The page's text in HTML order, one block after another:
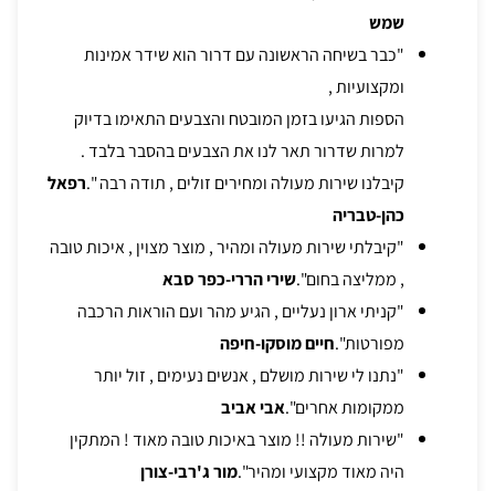
שמש
"כבר בשיחה הראשונה עם דרור הוא שידר אמינות
ומקצועיות ,
הספות הגיעו בזמן המובטח והצבעים התאימו בדיוק
למרות שדרור תאר לנו את הצבעים בהסבר בלבד .
קיבלנו שירות מעולה ומחירים זולים , תודה רבה ".רפאל
כהן-טבריה
"קיבלתי שירות מעולה ומהיר , מוצר מצוין , איכות טובה
, ממליצה בחום".שירי הררי-כפר סבא
"קניתי ארון נעליים , הגיע מהר ועם הוראות הרכבה
מפורטות".חיים מוסקו-חיפה
"נתנו לי שירות מושלם , אנשים נעימים , זול יותר
ממקומות אחרים".אבי אביב
"שירות מעולה !! מוצר באיכות טובה מאוד ! המתקין
היה מאוד מקצועי ומהיר".מור ג'רבי-צורן